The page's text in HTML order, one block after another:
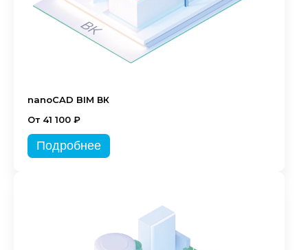
nanoCAD BIM ВК
От 41 100 ₽
Подробнее